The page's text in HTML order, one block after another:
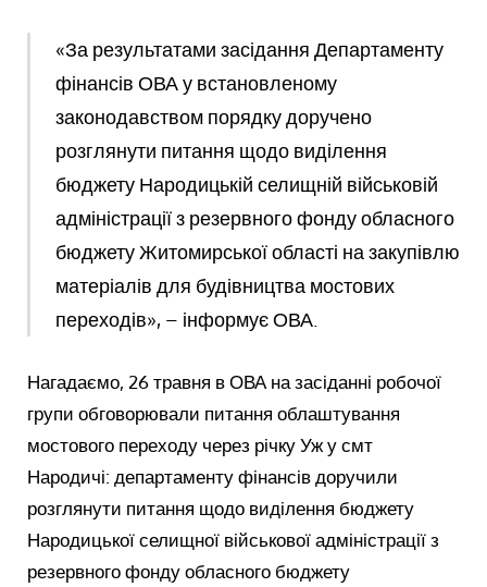
«За результатами засідання Департаменту
фінансів ОВА у встановленому
законодавством порядку доручено
розглянути питання щодо виділення
бюджету Народицькій селищній військовій
адміністрації з резервного фонду обласного
бюджету Житомирської області на закупівлю
матеріалів для будівництва мостових
переходів», – інформує ОВА.
Нагадаємо, 26 травня в ОВА на засіданні робочої
групи обговорювали питання облаштування
мостового переходу через річку Уж у смт
Народичі: департаменту фінансів доручили
розглянути питання щодо виділення бюджету
Народицької селищної військової адміністрації з
резервного фонду обласного бюджету